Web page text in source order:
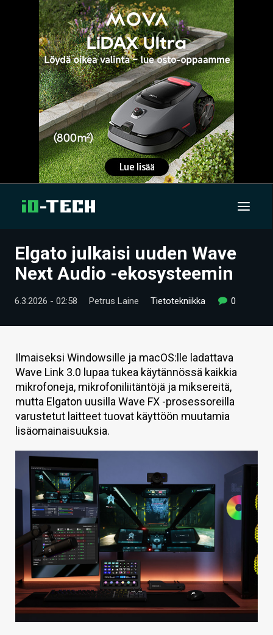
UUTISET
TIETOA
HINTA.FI
KAUPPA
HAKU
Elgato julkaisi uuden Wave
Next Audio -ekosysteemin
6.3.2026 - 02:58 Petrus Laine Tietotekniikka 0
Ilmaiseksi Windowsille ja macOS:lle ladattava
Wave Link 3.0 lupaa tukea käytännössä kaikkia
mikrofoneja, mikrofoniliitäntöjä ja miksereitä,
mutta Elgaton uusilla Wave FX -prosessoreilla
varustetut laitteet tuovat käyttöön muutamia
lisäomainaisuuksia.